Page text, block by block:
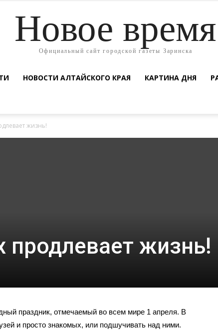
Новое время
Официальный сайт городской газеты Заринска
НОВОСТИ АЛТАЙСКОГО КРАЯ КАРТИНА ДНЯ
жизнь!
продлевает жизнь!
праздник, отмечаемый во всем мире 1 апреля. В
и просто знакомых, или подшучивать над ними.